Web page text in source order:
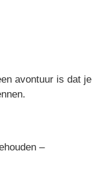
avontuur is dat je
–